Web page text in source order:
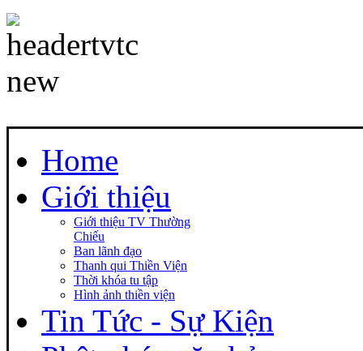
Home
Giới thiệu
Giới thiệu TV Thường
Chiếu
Ban lãnh đạo
Thanh qui Thiền Viện
Thời khóa tu tập
Hình ảnh thiền viện
Tin Tức - Sự Kiện